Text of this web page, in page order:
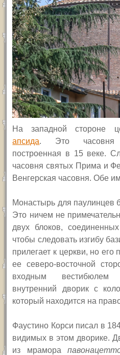
На западной стороне
апсида. Это часовня
построенная в 15 веке.
часовня святых Прима и
Венгерская часовня. Обе
Монастырь для паулинцев
Это ничем не
двух блоков,
чтобы следовать изгибу
прилегает к церкви, но его
ее северо-восточной
входным вестибюлем
внутренний дворик с
который находится на
Фаустино Корси писал в
видимых в этом дворике.
из мрамора